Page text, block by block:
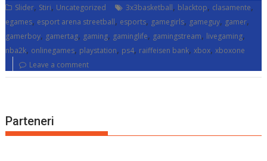
Slider, Stiri, Uncategorized 3x3basketball, blacktop, clasamente,
egames, esport arena streetball, esports, gamegirls, gameguy, gamer,
gamerboy, gamertag, gaming, gaminglife, gamingstream, livegaming,
nba2k, onlinegames, playstation, ps4, raiffeisen bank,xbox,xboxone
Leave a comment
Parteneri